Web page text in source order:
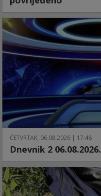
ČETVRTAK, 06.08.2026 | 17:48
Dnevnik 2 06.08.2026.